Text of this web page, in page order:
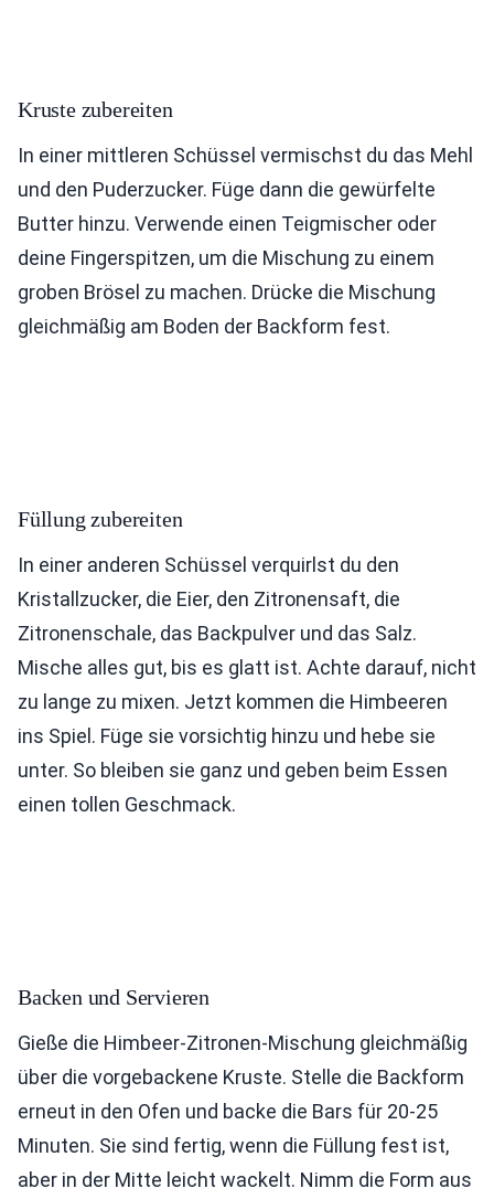
Kruste zubereiten
In einer mittleren Schüssel vermischst du das Mehl
und den Puderzucker. Füge dann die gewürfelte
Butter hinzu. Verwende einen Teigmischer oder
deine Fingerspitzen, um die Mischung zu einem
groben Brösel zu machen. Drücke die Mischung
gleichmäßig am Boden der Backform fest.
Füllung zubereiten
In einer anderen Schüssel verquirlst du den
Kristallzucker, die Eier, den Zitronensaft, die
Zitronenschale, das Backpulver und das Salz.
Mische alles gut, bis es glatt ist. Achte darauf, nicht
zu lange zu mixen. Jetzt kommen die Himbeeren
ins Spiel. Füge sie vorsichtig hinzu und hebe sie
unter. So bleiben sie ganz und geben beim Essen
einen tollen Geschmack.
Backen und Servieren
Gieße die Himbeer-Zitronen-Mischung gleichmäßig
über die vorgebackene Kruste. Stelle die Backform
erneut in den Ofen und backe die Bars für 20-25
Minuten. Sie sind fertig, wenn die Füllung fest ist,
aber in der Mitte leicht wackelt. Nimm die Form aus